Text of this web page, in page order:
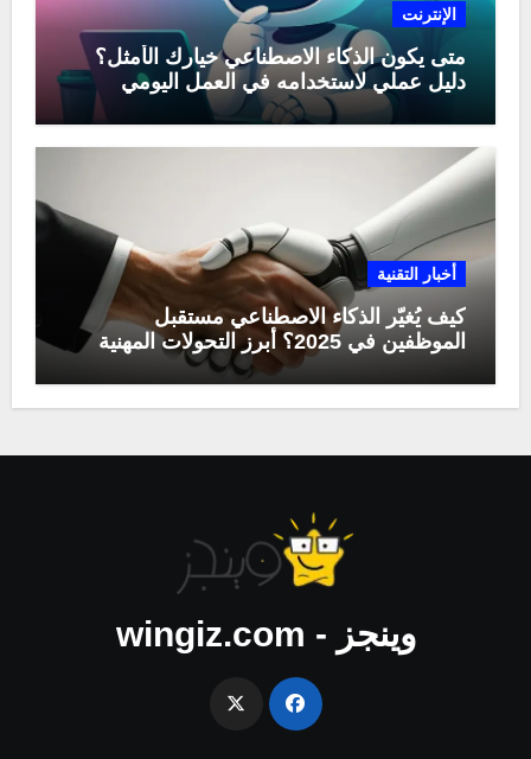
الإنترنت
متى يكون الذكاء الاصطناعي خيارك الأمثل؟
دليل عملي لاستخدامه في العمل اليومي
أخبار التقنية
كيف يُغيّر الذكاء الاصطناعي مستقبل
الموظفين في 2025؟ أبرز التحولات المهنية
وينجز - wingiz.com